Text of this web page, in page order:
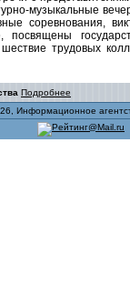
музыкальные
соревнования,
посвящены
трудовых
Подробнее
Информационное